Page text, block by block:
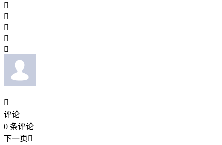






评论
0 条评论
下一页